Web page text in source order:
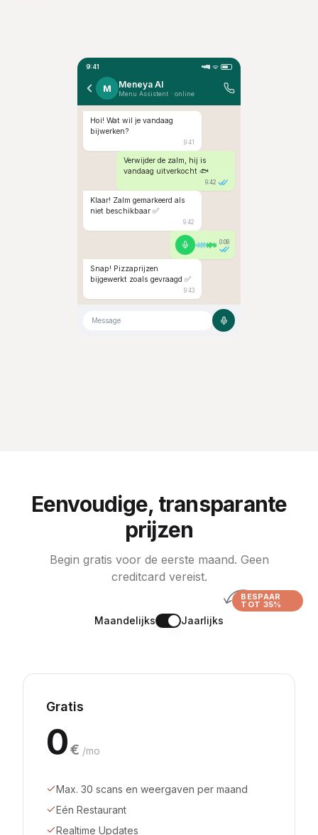
9:41
M Meneya AI
Menu Assistent · online
Hoi! Wat wil je vandaag
bijwerken?
9:41
Verwijder de zalm, hij is
vandaag uitverkocht 🐟
9:42
Klaar! Zalm gemarkeerd als
niet beschikbaar ✅
9:42
0:08
Snap! Pizzaprijzen
bijgewerkt zoals gevraagd ✅
9:43
Message
Eenvoudige, transparante
prijzen
Begin gratis voor de eerste maand. Geen
creditcard vereist.
Maandelijks Jaarlijks
BESPAAR
TOT 35%
Gratis
0€ /mo
Max. 30 scans en weergaven per maand
Eén Restaurant
Realtime Updates